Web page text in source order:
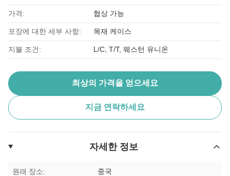
가격: 협상 가능
포장에 대한 세부 사항: 목재 케이스
지불 조건: L/C, T/T, 웨스턴 유니온
최상의 가격을 얻으세요
지금 연락하세요
자세한 정보
원래 장소: 중국